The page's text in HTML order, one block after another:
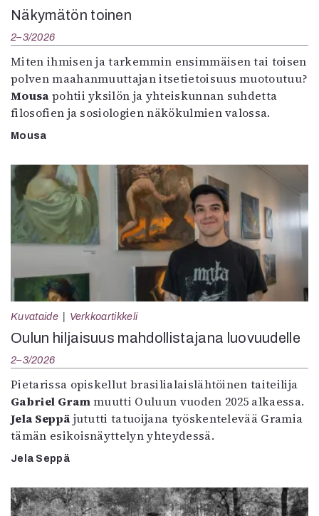
Näkymätön toinen
2–3/2026
Miten ihmisen ja tarkemmin ensimmäisen tai toisen
polven maahanmuuttajan itsetietoisuus muotoutuu?
Mousa pohtii yksilön ja yhteiskunnan suhdetta
filosofien ja sosiologien näkökulmien valossa.
Mousa
Kuvataide Verkkoartikkeli
Oulun hiljaisuus mahdollistajana luovuudelle
2–3/2026
Pietarissa opiskellut brasilialaislähtöinen taiteilija
Gabriel Grammuutti Ouluun vuoden 2025 alkaessa.
Jela Seppä jututti tatuoijana työskentelevää Gramia
tämän esikoisnäyttelyn yhteydessä.
Jela Seppä